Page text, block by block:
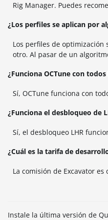
Rig Manager. Puedes
¿Los perfiles se aplican por
Los perfiles de
otro. Al pasar de un
¿Funciona OCTune con
Sí, OCTune funciona con
¿Funciona el desbloqueo de
Sí, el desbloqueo LHR
¿Cuál es la tarifa de
La comisión de Excavator
Instale la última versión de